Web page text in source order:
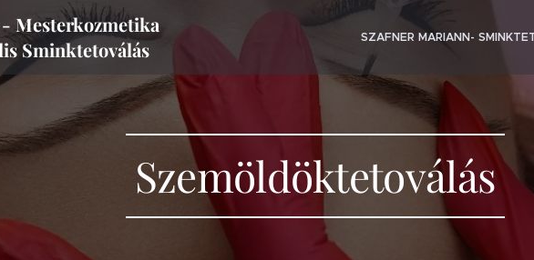
Mesterkozmetika
Sminktetoválás SZAFNER MARIANN-
Szemöldöktetoválás